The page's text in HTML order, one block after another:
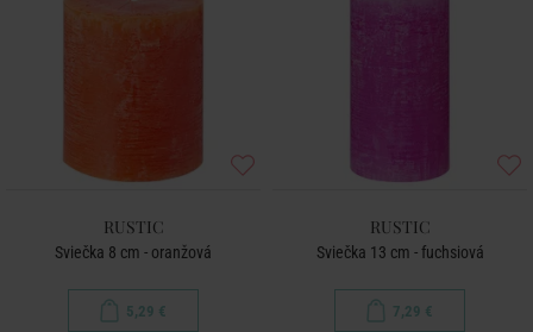
RUSTIC
Sviečka 8 cm - oranžová
5,29 €
RUSTIC
Sviečka 13 cm - fuchsiová
7,29 €